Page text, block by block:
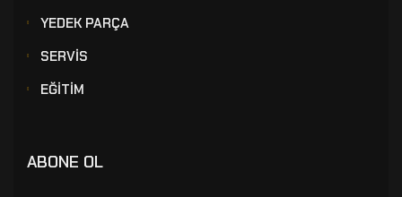
YEDEK PARÇA
SERVİS
EĞİTİM
ABONE OL